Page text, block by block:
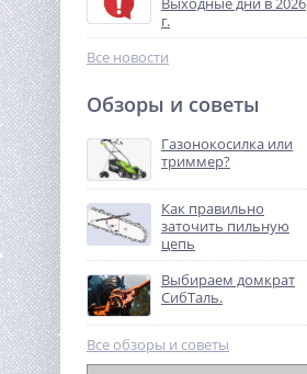
Насос фекальный
1,5
35 650
%
г.
Все новости
Обзоры и советы
Газонокосилка или
триммер?
Как правильно
заточить пильную
цепь
Выбираем домкрат
СибТаль.
Все обзоры и советы